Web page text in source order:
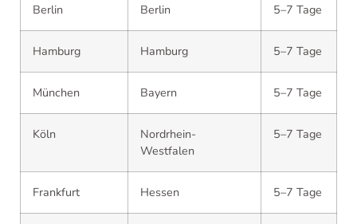
Berlin Berlin 5–7 Tage
Hamburg Hamburg 5–7 Tage
München Bayern 5–7 Tage
Köln
Nordrhein-
Westfalen
5–7 Tage
Frankfurt Hessen 5–7 Tage